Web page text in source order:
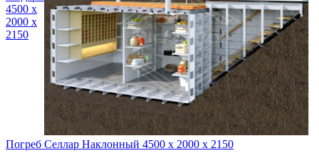
4500 х
2000 х
2150
Погреб Селлар Наклонный 4500 х 2000 х 2150